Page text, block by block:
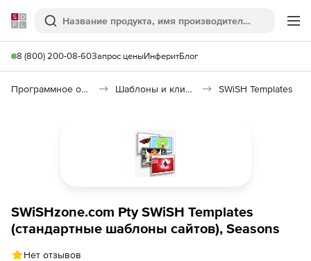
Softline
Поиск
8 (800) 200-08-60Запрос ценыИнферитБлог
Программное обеспечение для графики и дизайна Шаблоны и клипарты SWiSH Templates
SWiSHzone.com Pty SWiSH Templates
(стандартные шаблоны сайтов), Seasons
Нет отзывов